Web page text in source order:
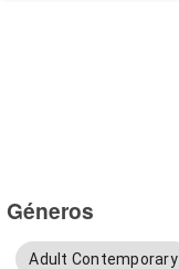
Géneros
Adult Contemporary